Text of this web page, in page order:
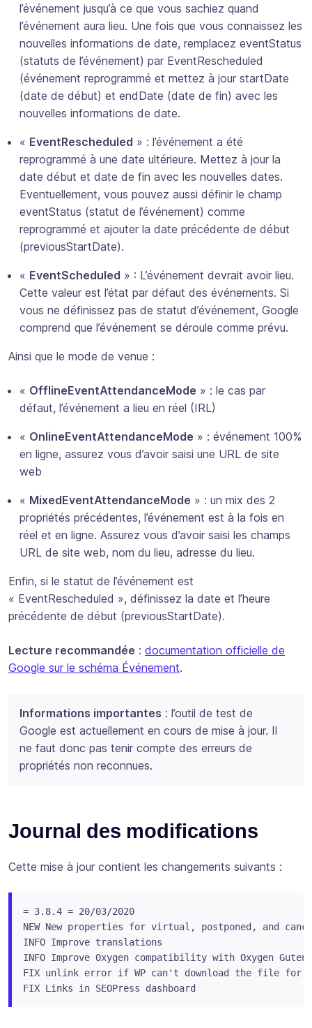
l’événement jusqu’à ce que vous sachiez quand
l’événement aura lieu. Une fois que vous connaissez les
nouvelles informations de date, remplacez eventStatus
(statuts de l’événement) par EventRescheduled
(événement reprogrammé et mettez à jour startDate
(date de début) et endDate (date de fin) avec les
nouvelles informations de date.
« EventRescheduled » : l’événement a été
reprogrammé à une date ultérieure. Mettez à jour la
date début et date de fin avec les nouvelles dates.
Eventuellement, vous pouvez aussi définir le champ
eventStatus (statut de l’événement) comme
reprogrammé et ajouter la date précédente de début
(previousStartDate).
« EventScheduled » : L’événement devrait avoir lieu.
Cette valeur est l’état par défaut des événements. Si
vous ne définissez pas de statut d’événement, Google
comprend que l’événement se déroule comme prévu.
Ainsi que le mode de venue :
« OfflineEventAttendanceMode » : le cas par
défaut, l’événement a lieu en réel (IRL)
« OnlineEventAttendanceMode » : événement 100%
en ligne, assurez vous d’avoir saisi une URL de site
web
« MixedEventAttendanceMode » : un mix des 2
propriétés précédentes, l’événement est à la fois en
réel et en ligne. Assurez vous d’avoir saisi les champs
URL de site web, nom du lieu, adresse du lieu.
Enfin, si le statut de l’événement est
« EventRescheduled », définissez la date et l’heure
précédente de début (previousStartDate).
Lecture recommandée : documentation officielle de
Google sur le schéma Événement.
Informations importantes : l’outil de test de
Google est actuellement en cours de mise à jour. Il
ne faut donc pas tenir compte des erreurs de
propriétés non reconnues.
Journal des modifications
Cette mise à jour contient les changements suivants :
= 3.8.4 = 20/03/2020
NEW New properties for virtual, postponed, and
INFO Improve translations
INFO Improve Oxygen compatibility with Oxygen
FIX unlink error if WP can't download the file for
FIX Links in SEOPress dashboard